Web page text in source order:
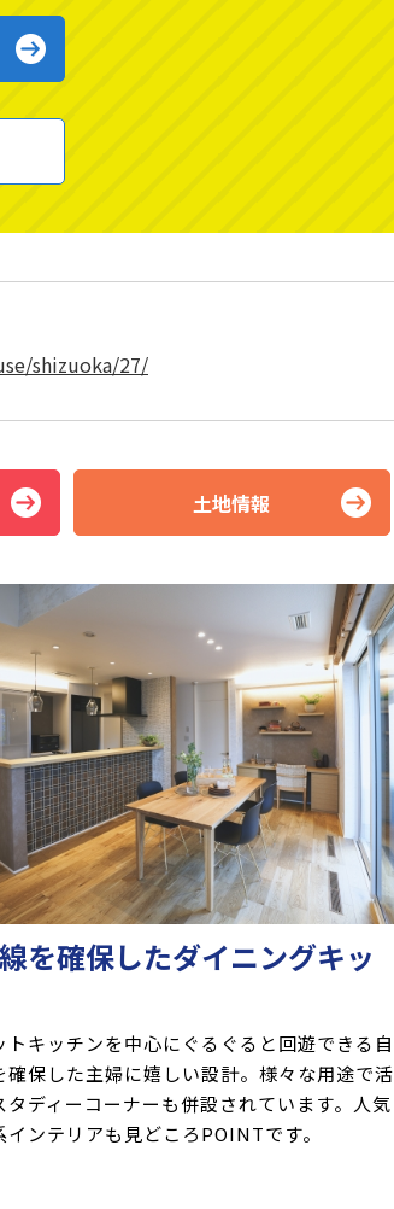
shizuoka/27/
土地情報
を確保したダイニングキッ
トキッチンを中心にぐるぐると回遊できる自
確保した主婦に嬉しい設計。様々な用途で活
タディーコーナーも併設されています。人気
インテリアも見どころPOINTです。